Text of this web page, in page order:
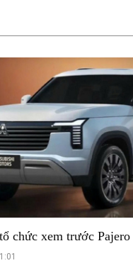
chức xem trước Pajero
phiên bản